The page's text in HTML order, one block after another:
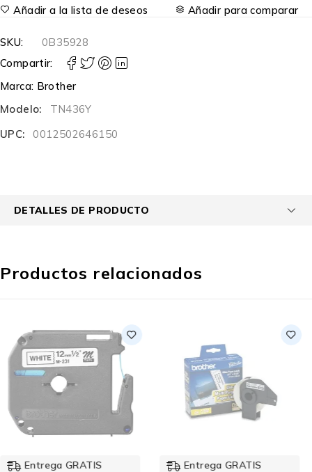
Añadir a la lista de deseos Añadir para comparar
SKU:
0B35928
Compartir:
Marca: Brother
Modelo:
TN436Y
UPC:
0012502646150
DETALLES DE PRODUCTO
Productos relacionados
Entrega GRATIS
Entrega GRATIS